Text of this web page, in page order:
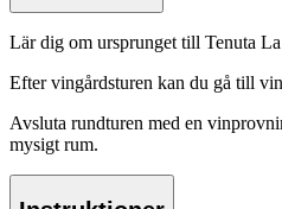
Lär dig om ursprunget till Tenuta
Efter vingårdsturen kan du gå till
Avsluta rundturen med en
mysigt rum.